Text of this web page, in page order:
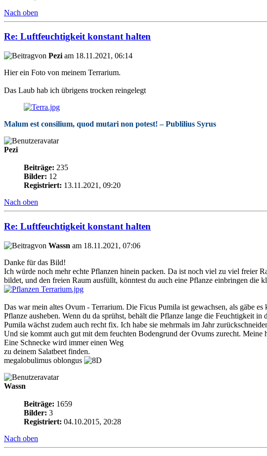
Nach oben
Re: Luftfeuchtigkeit konstant halten
von Pezi am 18.11.2021, 06:14
Hier ein Foto von meinem Terrarium.
Das Laub hab ich übrigens trocken reingelegt
Malum est consilium, quod mutari non potest! – Publilius Syrus
Pezi
Beiträge: 235
Bilder: 12
Registriert: 13.11.2021, 09:20
Nach oben
Re: Luftfeuchtigkeit konstant halten
von Wassn am 18.11.2021, 07:06
Danke für das Bild!
Ich würde noch mehr echte Pflanzen hinein packen. Da ist noch viel zu viel freier
bildet, und den freien Raum ausfüllt, könntest du auch eine Pflanze einbringen die
Das war mein altes Ovum - Terrarium. Die Ficus Pumila ist gewachsen, als gäbe
Pflanze ausheben. Wenn du da sprühst, behält die Pflanze lange die Feuchtigkeit
Pumila wächst zudem auch recht fix. Ich habe sie mehrmals im Jahr
Und sie kommt auch gut mit dem feuchten Bodengrund der Ovums zurecht. Meine
Eine Schnecke wird immer einen Weg
zu deinem Salatbeet finden.
megalobulimus oblongus
Wassn
Beiträge: 1659
Bilder: 3
Registriert: 04.10.2015, 20:28
Nach oben